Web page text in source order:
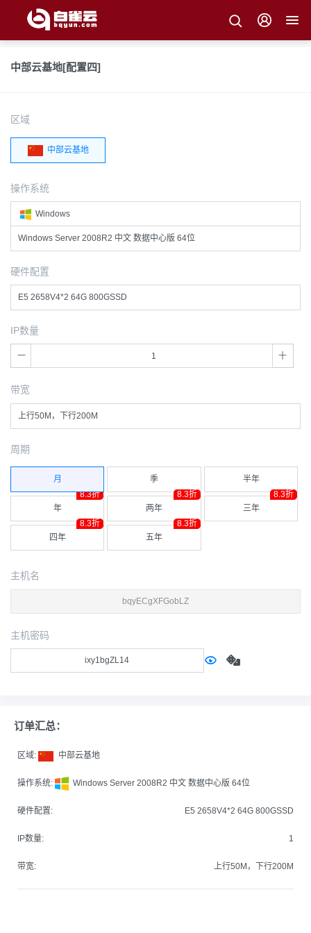
中部云基地[配置四]
区域
中部云基地
操作系统
Windows
Windows Server 2008R2 中文 数据中心版 64位
硬件配置
E5 2658V4*2 64G 800GSSD
IP数量
带宽
上行50M，下行200M
周期
月 季 半年
年
8.3折
两年
8.3折
三年
8.3折
四年
8.3折
五年
8.3折
主机名
主机密码
订单汇总：
区域: 中部云基地
操作系统: Windows Server 2008R2 中文 数据中心版 64位
硬件配置: E5 2658V4*2 64G 800GSSD
IP数量: 1
带宽: 上行50M，下行200M